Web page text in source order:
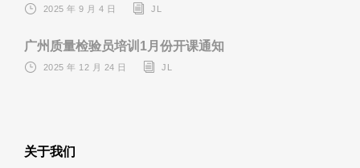
2025 年 9 月 4 日 JL
广州质量检验员培训1月份开课通知
2025 年 12 月 24 日 JL
关于我们